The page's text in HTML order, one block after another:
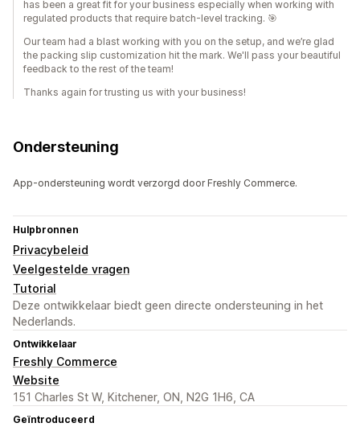
has been a great fit for your business especially when working with
regulated products that require batch-level tracking. 🎯
Our team had a blast working with you on the setup, and we’re glad
the packing slip customization hit the mark. We'll pass your beautiful
feedback to the rest of the team!
Thanks again for trusting us with your business!
Ondersteuning
App-ondersteuning wordt verzorgd door Freshly Commerce.
Hulpbronnen
Privacybeleid
Veelgestelde vragen
Tutorial
Deze ontwikkelaar biedt geen directe ondersteuning in het
Nederlands.
Ontwikkelaar
Freshly Commerce
Website
151 Charles St W, Kitchener, ON, N2G 1H6, CA
Geïntroduceerd